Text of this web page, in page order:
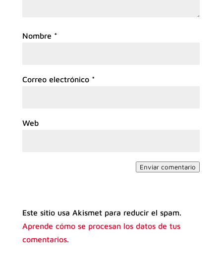
Nombre *
Correo electrónico *
Web
Enviar comentario
Este sitio usa Akismet para reducir el spam.
Aprende cómo se procesan los datos de tus
comentarios.